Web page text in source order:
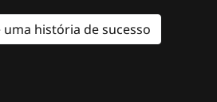
história de sucesso